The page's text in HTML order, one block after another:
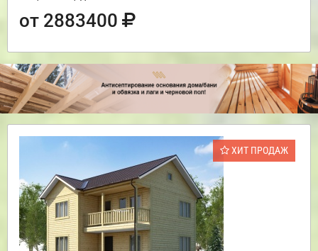
от 2883400
ХИТ ПРОДАЖ